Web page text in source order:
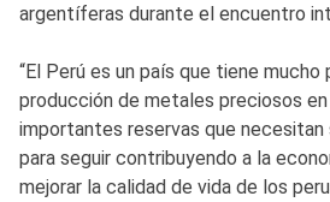
argentíferas durante el encuentro
“El Perú es un país que tiene
producción de metales preciosos
importantes reservas que
para seguir contribuyendo a la
mejorar la calidad de vida de los